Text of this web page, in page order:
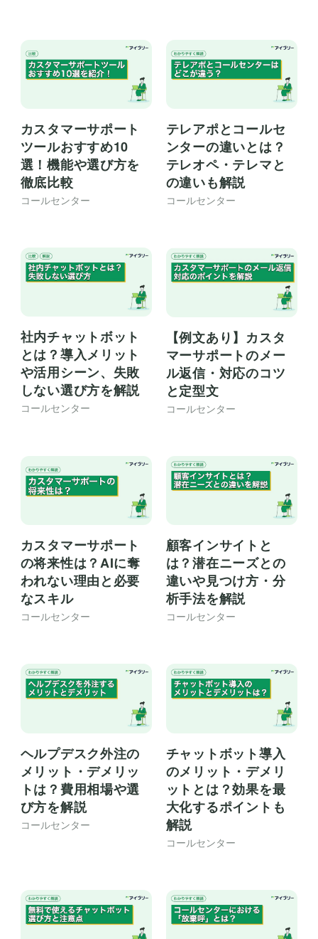
カスタマーサポート
ツールおすすめ10
選！機能や選び方を
徹底比較
コールセンター
テレアポとコールセ
ンターの違いとは？
テレオペ・テレマと
の違いも解説
コールセンター
社内チャットボット
とは？導入メリット
や活用シーン、失敗
しない選び方を解説
コールセンター
【例文あり】カスタ
マーサポートのメー
ル返信・対応のコツ
と定型文
コールセンター
カスタマーサポート
の将来性は？AIに奪
われない理由と必要
なスキル
コールセンター
顧客インサイトと
は？潜在ニーズとの
違いや見つけ方・分
析手法を解説
コールセンター
ヘルプデスク外注の
メリット・デメリッ
トは？費用相場や選
び方を解説
コールセンター
チャットボット導入
のメリット・デメリ
ットとは？効果を最
大化するポイントも
解説
コールセンター